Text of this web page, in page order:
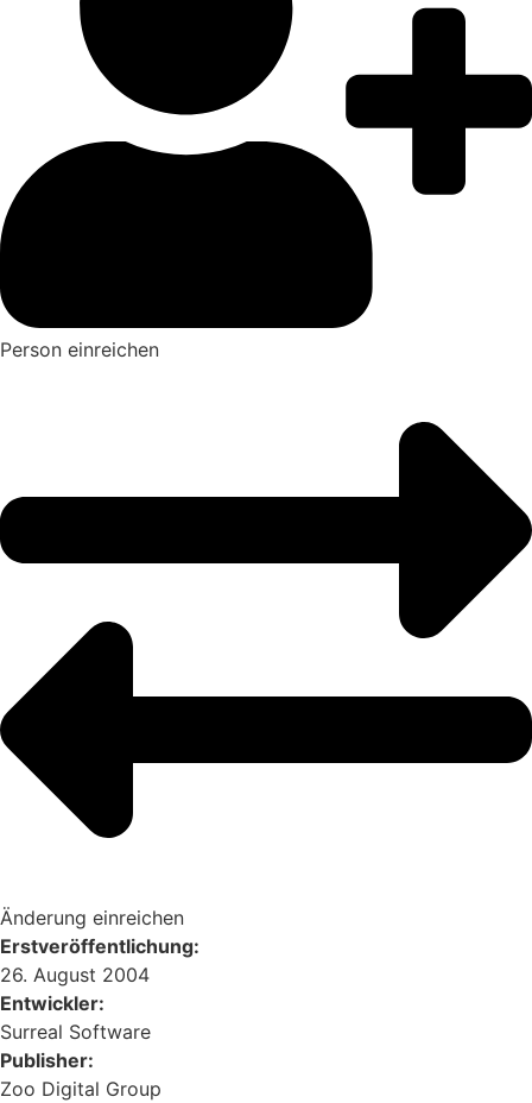
Person einreichen
Änderung einreichen
Erstveröffentlichung:
26. August 2004
Entwickler:
Surreal Software
Publisher:
Zoo Digital Group